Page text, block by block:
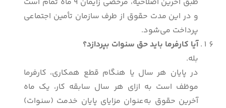
و در این مدت حقوق از طرف سازمان تأمین اجتماعی
پرداخت می‌شود.
آیا کارفرما باید حق سنوات بپردازد؟
بله.
در پایان هر سال یا هنگام قطع همکاری، کارفرما
موظف است به ازای هر سال سابقه کار، یک ماه
آخرین حقوق به‌عنوان مزایای پایان خدمت (سنوات)